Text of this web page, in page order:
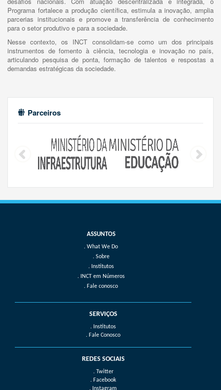
Programa fortalece a produção científica, estimula a inovação, amplia
parcerias institucionais e promove a transferência de conhecimento
para o setor produtivo e para a sociedade.
Nesse contexto, os INCT consolidam-se como um dos principais
instrumentos de fomento à ciência, tecnologia e inovação no país,
articulando pesquisa de ponta, formação de talentos e respostas a
demandas estratégicas da sociedade.
Parceiros
What We Do
Sobre
Institutos
INCT em Números
Fale conosco
SERVIÇOS
. Institutos
. Fale Conosco
REDES SOCIAIS
. Twitter
. Facebook
. Instagram